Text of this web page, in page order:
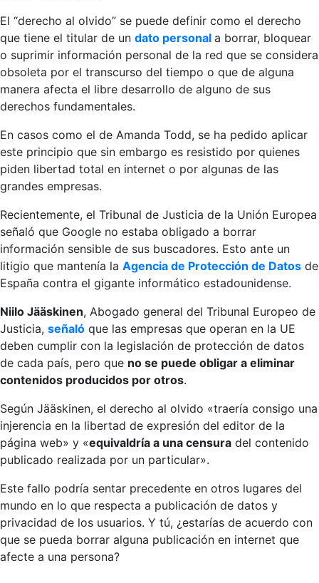
El “derecho al olvido” se puede definir como el derecho
que tiene el titular de un dato personal a borrar, bloquear
o suprimir información personal de la red que se considera
obsoleta por el transcurso del tiempo o que de alguna
manera afecta el libre desarrollo de alguno de sus
derechos fundamentales.
En casos como el de Amanda Todd, se ha pedido aplicar
este principio que sin embargo es resistido por quienes
piden libertad total en internet o por algunas de las
grandes empresas.
Recientemente, el Tribunal de Justicia de la Unión Europea
señaló que Google no estaba obligado a borrar
información sensible de sus buscadores. Esto ante un
litigio que mantenía la Agencia de Protección de Datos de
España contra el gigante informático estadounidense.
Niilo Jääskinen, Abogado general del Tribunal Europeo de
Justicia, señaló que las empresas que operan en la UE
deben cumplir con la legislación de protección de datos
de cada país, pero que no se puede obligar a eliminar
contenidos producidos por otros.
Según Jääskinen, el derecho al olvido «traería consigo una
injerencia en la libertad de expresión del editor de la
página web» y «equivaldría a una censura del contenido
publicado realizada por un particular».
Este fallo podría sentar precedente en otros lugares del
mundo en lo que respecta a publicación de datos y
privacidad de los usuarios. Y tú, ¿estarías de acuerdo con
que se pueda borrar alguna publicación en internet que
afecte a una persona?